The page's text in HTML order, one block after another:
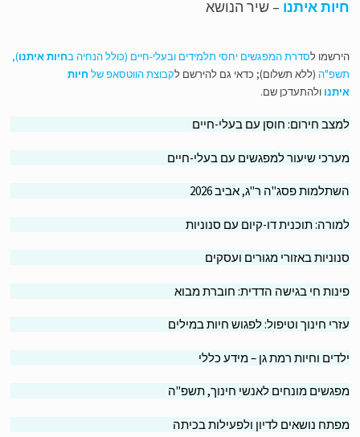
איתנו– שיר הנושא
לסדרת המפגשים יחסי תלמידים ובעלי-חיים (כולל הנחיה בחיות איתנו),
(ללא תשלום); כדאי גם להירשם לקבוצת הווטסאפ שלחיות
ולהתעדכן שם.
חירום: חוסן עם בעלי-חיים
שיעור למפגשים עם בעלי-חיים
פסג"ה ר"ג, אביב 2026
תוכנית דו-קיום עם סנוניות
באזורי מגורים ועסקים
חי בגישה הדדית: חוברת מבוא
חינוך וטיפול: לפגוש חיות במילים
וחיות רמת גן – מידע כללי
מונחים לאנשי חינוך, תשפ"ה
נושאים לדיון ולפעילות בכיתה